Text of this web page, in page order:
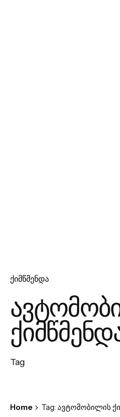
ქიმწმენდა
Tag
Home Tag: ავტომობილის